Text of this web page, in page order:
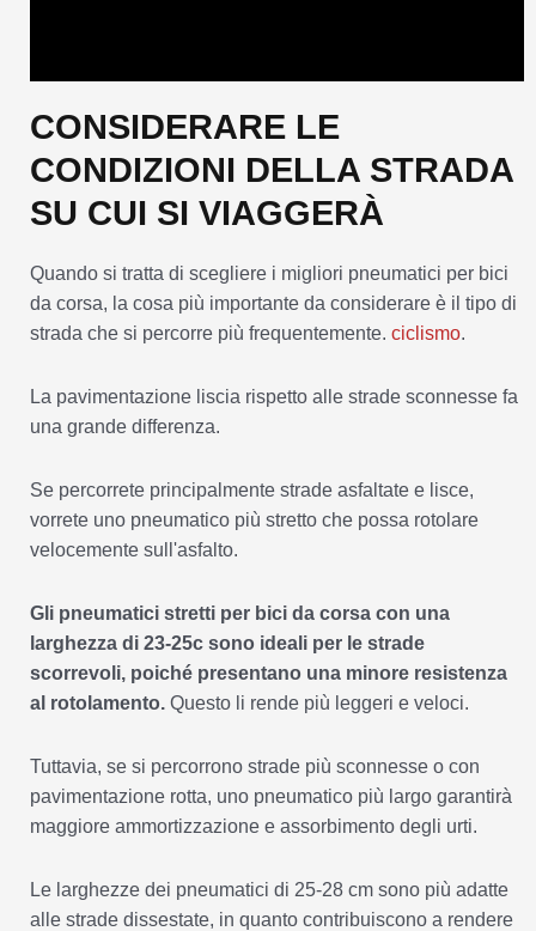
CONSIDERARE LE
CONDIZIONI DELLA STRADA
SU CUI SI VIAGGERÀ
Quando si tratta di scegliere i migliori pneumatici per bici
da corsa, la cosa più importante da considerare è il tipo di
strada che si percorre più frequentemente. ciclismo.
La pavimentazione liscia rispetto alle strade sconnesse fa
una grande differenza.
Se percorrete principalmente strade asfaltate e lisce,
vorrete uno pneumatico più stretto che possa rotolare
velocemente sull'asfalto.
Gli pneumatici stretti per bici da corsa con una
larghezza di 23-25c sono ideali per le strade
scorrevoli, poiché presentano una minore resistenza
al rotolamento. Questo li rende più leggeri e veloci.
Tuttavia, se si percorrono strade più sconnesse o con
pavimentazione rotta, uno pneumatico più largo garantirà
maggiore ammortizzazione e assorbimento degli urti.
Le larghezze dei pneumatici di 25-28 cm sono più adatte
alle strade dissestate, in quanto contribuiscono a rendere